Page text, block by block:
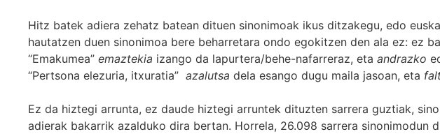
Hitz batek adiera zehatz batean dituen sinonimoak ikus ditzakegu, edo
hautatzen duen sinonimoa bere beharretara ondo egokitzen den ala ez: ez
“Emakumea” emaztekia izango da lapurtera/behe-nafarreraz, eta andrazko
“Pertsona elezuria, itxuratia” azalutsa dela esango dugu maila jasoan, eta
Ez da hiztegi arrunta, ez daude hiztegi arruntek dituzten sarrera guztiak,
adierak bakarrik azalduko dira bertan. Horrela, 26.098 sarrera sinonimodun